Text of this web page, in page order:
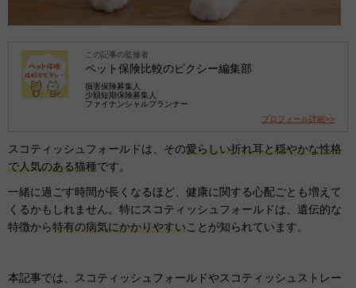
この記事の監修者
ペット保険比較のピクシー編集部
損害保険募集人
少額短期保険募集人
ファイナンシャルプランナー
プロフィール詳細>>
スコティッシュフォールドは、その愛らしい折れ耳と穏やかな性格
で人気のある猫種です。
一緒に過ごす時間が長くなるほど、健康に関する心配ごとも増えて
くるかもしれません。特にスコティッシュフォールドは、遺伝的な
特徴から特有の病気にかかりやすいことが知られています。
本記事では、スコティッシュフォールドやスコティッシュストレー